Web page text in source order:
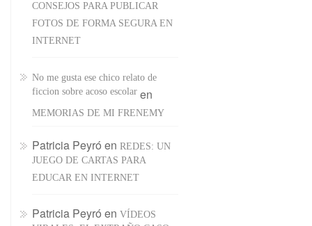
CONSEJOS PARA PUBLICAR
FOTOS DE FORMA SEGURA EN
INTERNET
No me gusta ese chico relato de
ficcion sobre acoso escolaren
MEMORIAS DE MI FRENEMY
Patricia Peyró en REDES: UN
JUEGO DE CARTAS PARA
EDUCAR EN INTERNET
Patricia Peyró en VÍDEOS